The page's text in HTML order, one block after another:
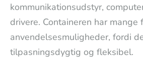
kommunikationsudstyr,
drivere. Containeren har mange
anvendelsesmuligheder, fordi
tilpasningsdygtig og fleksibel.